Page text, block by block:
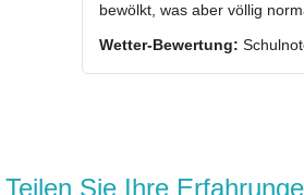
bewölkt, was aber völlig
Wetter-Bewertung:
Teilen Sie Ihre